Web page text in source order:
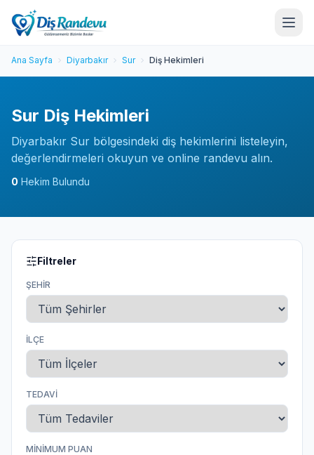
Ana Sayfa Diyarbakır Sur Diş Hekimleri
Sur Diş Hekimleri
Diyarbakır Sur bölgesindeki diş hekimlerini listeleyin,
değerlendirmeleri okuyun ve online randevu alın.
0 Hekim Bulundu
Filtreler
ŞEHIR
İLÇE
TEDAVI
MINIMUM PUAN